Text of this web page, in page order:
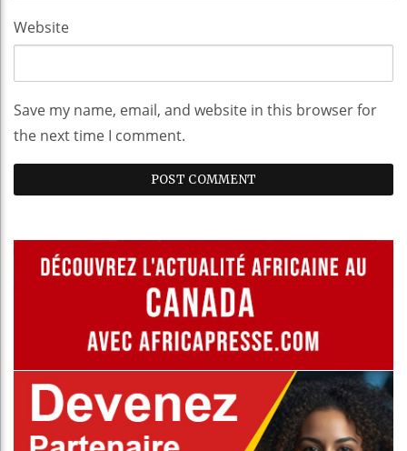
Website
Save my name, email, and website in this browser for
the next time I comment.